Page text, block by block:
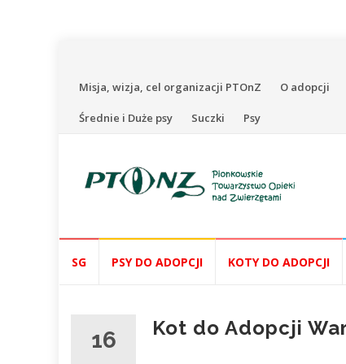
Przejdź
do
Misja, wizja, cel organizacji PTOnZ O adopcji
Średnie i Duże psy Suczki Psy
do
SG PSY DO ADOPCJI KOTY DO ADOPCJI
16 Kot do Adopcji